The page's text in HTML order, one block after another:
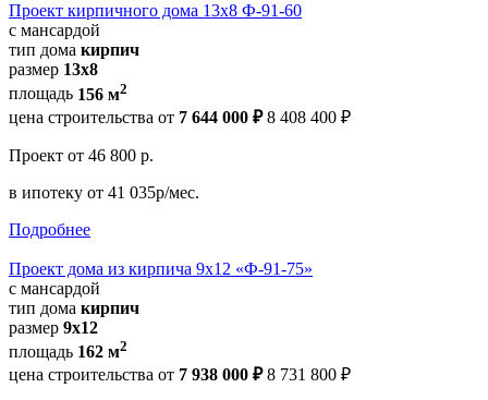
Проект кирпичного дома 13x8 Ф-91-60
с мансардой
тип дома кирпич
размер 13x8
площадь 156 м2
цена строительства от 7 644 000 ₽ 8 408 400 ₽
Проект от 46 800 р.
в ипотеку от 41 035р/мес.
Подробнее
Проект дома из кирпича 9x12 «Ф-91-75»
с мансардой
тип дома кирпич
размер 9x12
площадь 162 м2
цена строительства от 7 938 000 ₽ 8 731 800 ₽